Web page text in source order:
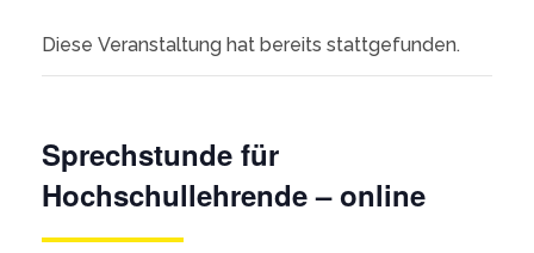
Diese Veranstaltung hat bereits stattgefunden.
Sprechstunde für
Hochschullehrende – online